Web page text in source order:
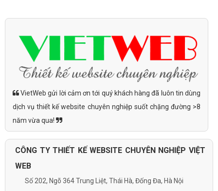
VietWeb gửi lời cảm ơn tới quý khách hàng đã luôn tin dùng
dịch vụ thiết kế website chuyên nghiệp suốt chặng đường >8
năm vừa qua!
CÔNG TY THIẾT KẾ WEBSITE CHUYÊN NGHIỆP VIỆT
WEB
Số 202, Ngõ 364 Trung Liệt, Thái Hà, Đống Đa, Hà Nội